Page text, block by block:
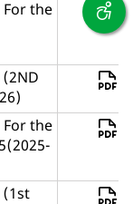
the
(2ND
the
(1st